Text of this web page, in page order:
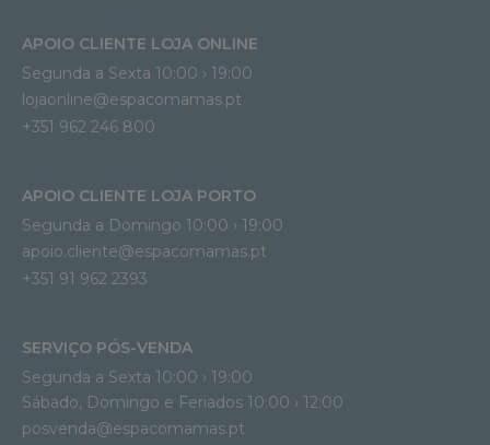
APOIO CLIENTE LOJA ONLINE
Segunda a Sexta 10:00 › 19:00
lojaonline@espacomamas.pt
+351 962 246 800
APOIO CLIENTE LOJA PORTO
Segunda a Domingo 10:00 › 19:00
apoio.cliente@espacomamas.pt
+351 91 962 2393
SERVIÇO PÓS-VENDA
Segunda a Sexta 10:00 › 19:00
Sábado, Domingo e Feriados 10:00 › 12:00
posvenda@espacomamas.pt